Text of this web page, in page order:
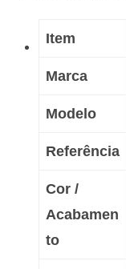
Item
Marca
Modelo
Referência
Cor /
Acabamen
to